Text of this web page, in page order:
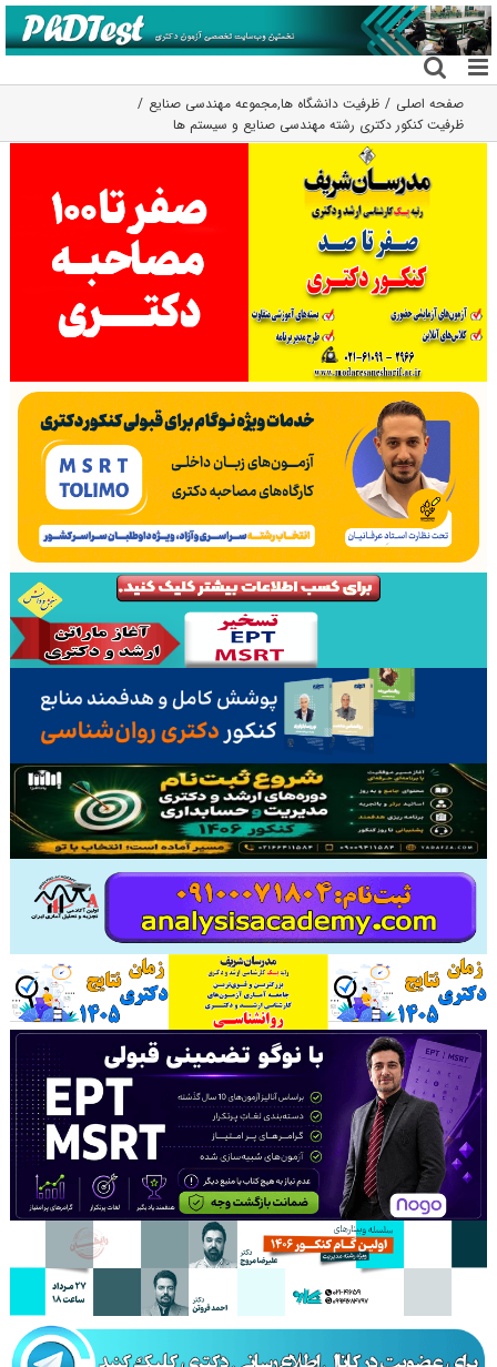
رفتن
به
محتوا
صفحه اصلی ظرفیت دانشگاه ها,مجموعه مهندسی صنایع
ظرفیت کنکور دکتری رشته مهندسی صنایع و سیستم ها